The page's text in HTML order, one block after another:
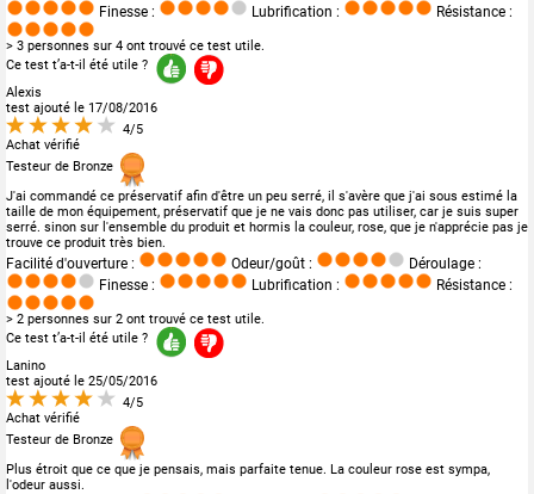
Finesse :
Lubrification : Résistance :
> 3 personnes sur 4 ont trouvé ce test utile.
Ce test t’a-t-il été utile ?
Alexis
test ajouté le 17/08/2016
4/5
Achat vérifié
Testeur de Bronze
J'ai commandé ce préservatif afin d'être un peu serré, il s'avère que j'ai sous estimé la
taille de mon équipement, préservatif que je ne vais donc pas utiliser, car je suis super
serré. sinon sur l'ensemble du produit et hormis la couleur, rose, que je n'apprécie pas je
trouve ce produit très bien.
Facilité d'ouverture : Odeur/goût :
Déroulage :
Finesse :
Lubrification : Résistance :
> 2 personnes sur 2 ont trouvé ce test utile.
Ce test t’a-t-il été utile ?
Lanino
test ajouté le 25/05/2016
4/5
Achat vérifié
Testeur de Bronze
Plus étroit que ce que je pensais, mais parfaite tenue. La couleur rose est sympa,
l'odeur aussi.